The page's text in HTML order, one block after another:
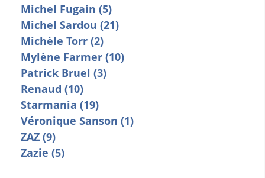
Michel Fugain (5)
Michel Sardou (21)
Michèle Torr (2)
Mylène Farmer (10)
Patrick Bruel (3)
Renaud (10)
Starmania (19)
Véronique Sanson (1)
ZAZ (9)
Zazie (5)